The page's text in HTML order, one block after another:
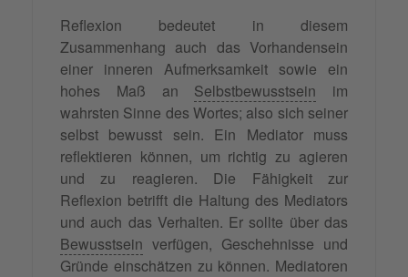
Reflexion bedeutet in diesem
Zusammenhang auch das Vorhandensein
einer inneren Aufmerksamkeit sowie ein
hohes Maß an Selbstbewusstsein im
wahrsten Sinne des Wortes; also sich seiner
selbst bewusst sein. Ein Mediator muss
reflektieren können, um richtig zu agieren
und zu reagieren. Die Fähigkeit zur
Reflexion betrifft die Haltung des Mediators
und auch das Verhalten. Er sollte über das
Bewusstsein verfügen, Geschehnisse und
Gründe einschätzen zu können. Mediatoren